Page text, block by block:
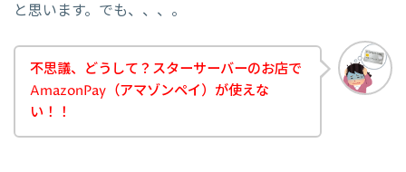
と思います。でも、、、。
不思議、どうして？スターサーバーのお店で
AmazonPay（アマゾンペイ）が使えな
い！！